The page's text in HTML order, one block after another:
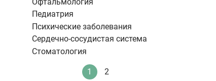
Педиатрия
Психические заболевания
Сердечно-сосудистая система
Стоматология
НумерацияТекущая
1 Стандартное
2